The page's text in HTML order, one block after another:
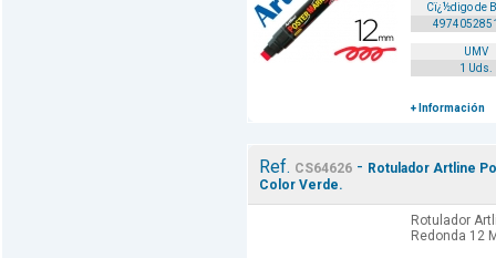
Cï¿½digo de
UMV
1 Uds.
+ Información
Ref. CS64626- Rotulador Artline
Color Verde.
Rotulador
Redonda 12